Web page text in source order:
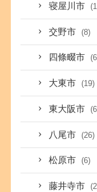
寝屋川市
交野市 (8)
四條畷市
大東市 (19)
東大阪市
八尾市 (26)
松原市 (6)
藤井寺市